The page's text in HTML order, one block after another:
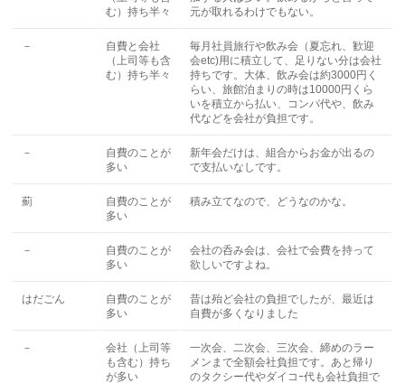
む）持ち半々
元が取れるわけでもない。
－
自費と会社
（上司等も含
む）持ち半々
毎月社員旅行や飲み会（夏忘れ、歓迎
会etc)用に積立して、足りない分は会社
持ちです。大体、飲み会は約3000円く
らい、旅館泊まりの時は10000円くら
いを積立から払い、コンパ代や、飲み
代などを会社が負担です。
－
自費のことが
多い
新年会だけは、組合からお金が出るの
で支払いなしです。
薊
自費のことが
多い
積み立てなので、どうなのかな。
－
自費のことが
多い
会社の呑み会は、会社で会費を持って
欲しいですよね。
はだごん
自費のことが
多い
昔は殆ど会社の負担でしたが、最近は
自費が多くなりました
－
会社（上司等
も含む）持ち
が多い
一次会、二次会、三次会、締めのラー
メンまで全額会社負担です。あと帰り
のタクシー代やダイコｰ代も会社負担で